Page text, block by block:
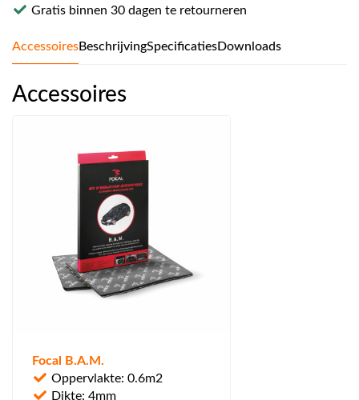
Gratis binnen 30 dagen te retourneren
AccessoiresBeschrijvingSpecificatiesDownloads
Accessoires
Focal B.A.M.
Oppervlakte: 0.6m2
Dikte: 4mm